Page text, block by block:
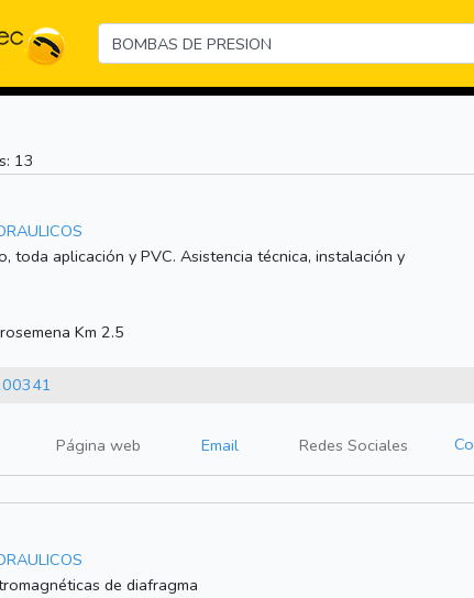
13
toda aplicación y PVC. Asistencia técnica, instalación y
Km 2.5
Página web Email Redes Sociales
de diafragma